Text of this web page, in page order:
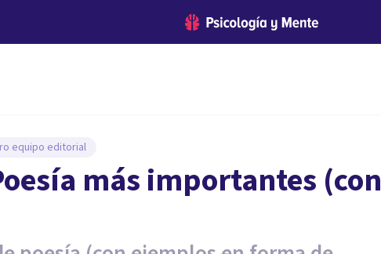
equipo editorial
más importantes (con